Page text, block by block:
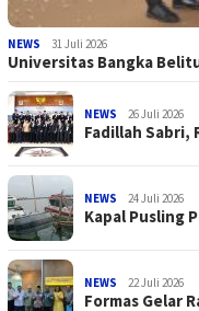
NEWS 31 Juli 2026
Universitas Bangka
NEWS 26 Juli 2026
Fadillah Sabri,
NEWS 24 Juli 2026
Kapal Pusling
NEWS 22 Juli 2026
Formas Gelar